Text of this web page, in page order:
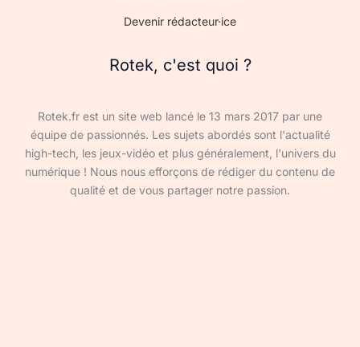
Devenir rédacteur·ice
Rotek, c'est quoi ?
Rotek.fr est un site web lancé le 13 mars 2017 par une
équipe de passionnés. Les sujets abordés sont l'actualité
high-tech, les jeux-vidéo et plus généralement, l'univers du
numérique ! Nous nous efforçons de rédiger du contenu de
qualité et de vous partager notre passion.